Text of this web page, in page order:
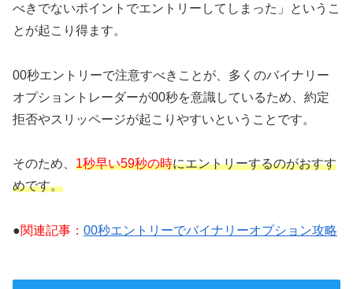
べきでないポイントでエントリーしてしまった」というこ
とが起こり得ます。
00秒エントリーで注意すべきことが、多くのバイナリー
オプショントレーダーが00秒を意識しているため、約定
拒否やスリッページが起こりやすいということです。
そのため、 1秒早い59秒の時にエントリーするのがおすす
めです。
●関連記事： 00秒エントリーでバイナリーオプション攻略